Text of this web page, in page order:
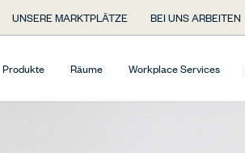
UNSERE MARKTPLÄTZE BEI UNS ARBEITEN
Produkte Räume Workplace Services